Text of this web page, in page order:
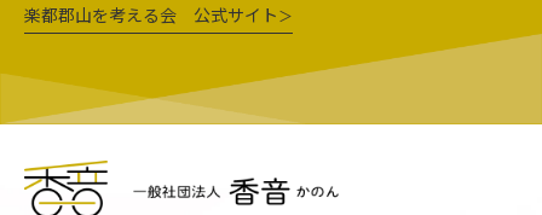
楽都郡山を考える会 公式サイト＞